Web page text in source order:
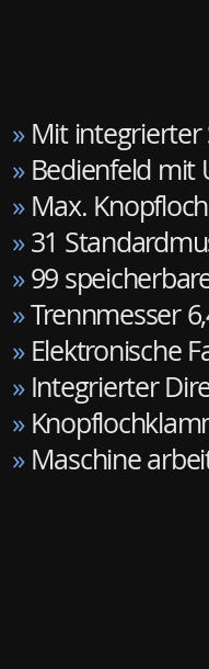
»Mit integrierter
» Bedienfeld mit
» Max.
» 31
» 99
»Trennmesser
» Elektronische
» Integrierter
»
» Maschine